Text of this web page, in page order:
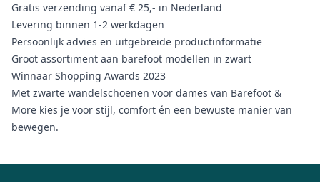
Gratis verzending vanaf € 25,- in Nederland
Levering binnen 1-2 werkdagen
Persoonlijk advies en uitgebreide productinformatie
Groot assortiment aan barefoot modellen in zwart
Winnaar Shopping Awards 2023
Met zwarte wandelschoenen voor dames van Barefoot &
More kies je voor stijl, comfort én een bewuste manier van
bewegen.